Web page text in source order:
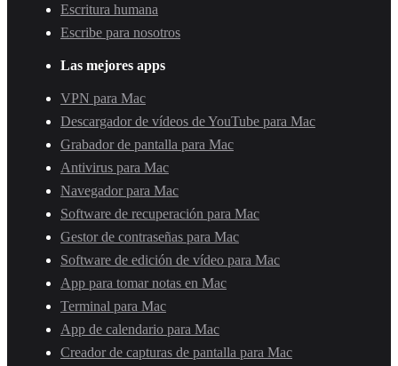
Escritura humana
Escribe para nosotros
Las mejores apps
VPN para Mac
Descargador de vídeos de YouTube para Mac
Grabador de pantalla para Mac
Antivirus para Mac
Navegador para Mac
Software de recuperación para Mac
Gestor de contraseñas para Mac
Software de edición de vídeo para Mac
App para tomar notas en Mac
Terminal para Mac
App de calendario para Mac
Creador de capturas de pantalla para Mac